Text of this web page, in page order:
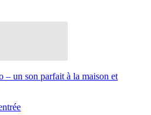
– un son parfait à la maison et